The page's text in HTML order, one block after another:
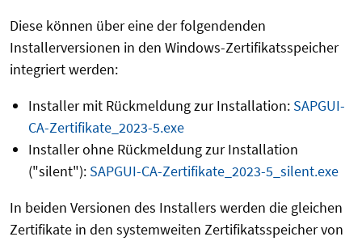
Diese können über eine der folgendenden
Installerversionen in den Windows-Zertifikatsspeicher
integriert werden:
Installer mit Rückmeldung zur Installation: SAPGUI-
CA-Zertifikate_2023-5.exe
Installer ohne Rückmeldung zur Installation
("silent"): SAPGUI-CA-Zertifikate_2023-5_silent.exe
In beiden Versionen des Installers werden die gleichen
Zertifikate in den systemweiten Zertifikatsspeicher von